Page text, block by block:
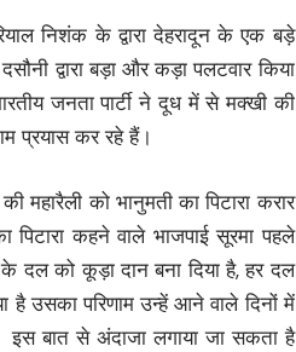
निशंक के द्वारा देहरादून के एक बड़े
द्वारा बड़ा और कड़ा पलटवार किया
जनता पार्टी ने दूध में से मक्खी की
प्रयास कर रहे हैं।
महारैली को भानुमती का पिटारा करार
कहने वाले भाजपाई सूरमा पहले
दल को कूड़ा दान बना दिया है, हर दल
है उसका परिणाम उन्हें आने वाले दिनों में
इस बात से अंदाजा लगाया जा सकता है